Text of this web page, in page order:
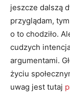
jeszcze dalszą
przyglądam,
o to chodziło.
cudzych
argumentami.
życiu
uwag jest tutaj